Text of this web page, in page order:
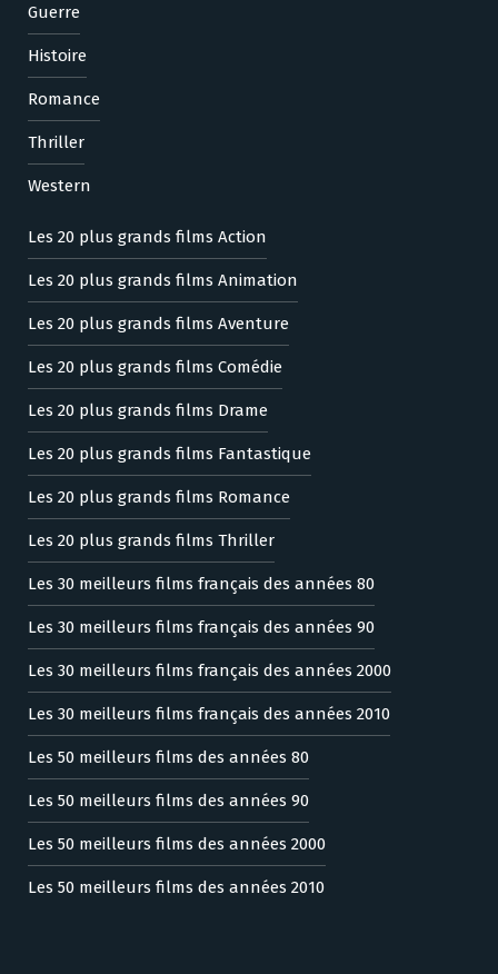
Guerre
Histoire
Romance
Thriller
Western
Les 20 plus grands films Action
Les 20 plus grands films Animation
Les 20 plus grands films Aventure
Les 20 plus grands films Comédie
Les 20 plus grands films Drame
Les 20 plus grands films Fantastique
Les 20 plus grands films Romance
Les 20 plus grands films Thriller
Les 30 meilleurs films français des années 80
Les 30 meilleurs films français des années 90
Les 30 meilleurs films français des années 2000
Les 30 meilleurs films français des années 2010
Les 50 meilleurs films des années 80
Les 50 meilleurs films des années 90
Les 50 meilleurs films des années 2000
Les 50 meilleurs films des années 2010